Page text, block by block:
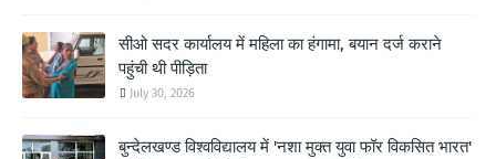
सीओ सदर कार्यालय में महिला का हंगामा, बयान दर्ज कराने
पहुंची थी पीड़िता
July 30, 2026
बुन्देलखण्ड विश्वविद्यालय में 'नशा मुक्त युवा फॉर विकसित भारत'